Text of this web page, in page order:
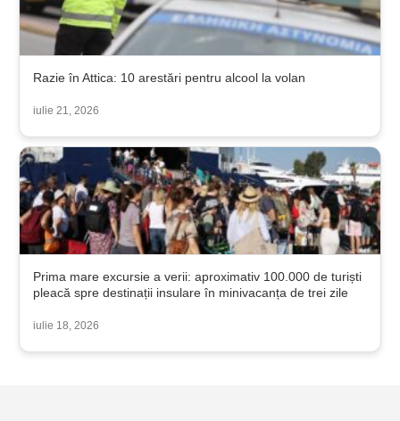
Razie în Attica: 10 arestări pentru alcool la volan
iulie 21, 2026
Prima mare excursie a verii: aproximativ 100.000 de turiști
pleacă spre destinații insulare în minivacanța de trei zile
iulie 18, 2026